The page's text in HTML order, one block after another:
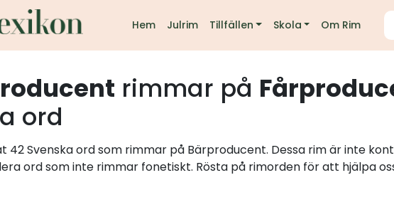
Hem Julrim Tillfällen Skola Om Rim
rimmar på
ord
42 Svenska ord som rimmar på Bärproducent. Dessa rim är inte
ord som inte rimmar fonetiskt. Rösta på rimorden för att hjälpa